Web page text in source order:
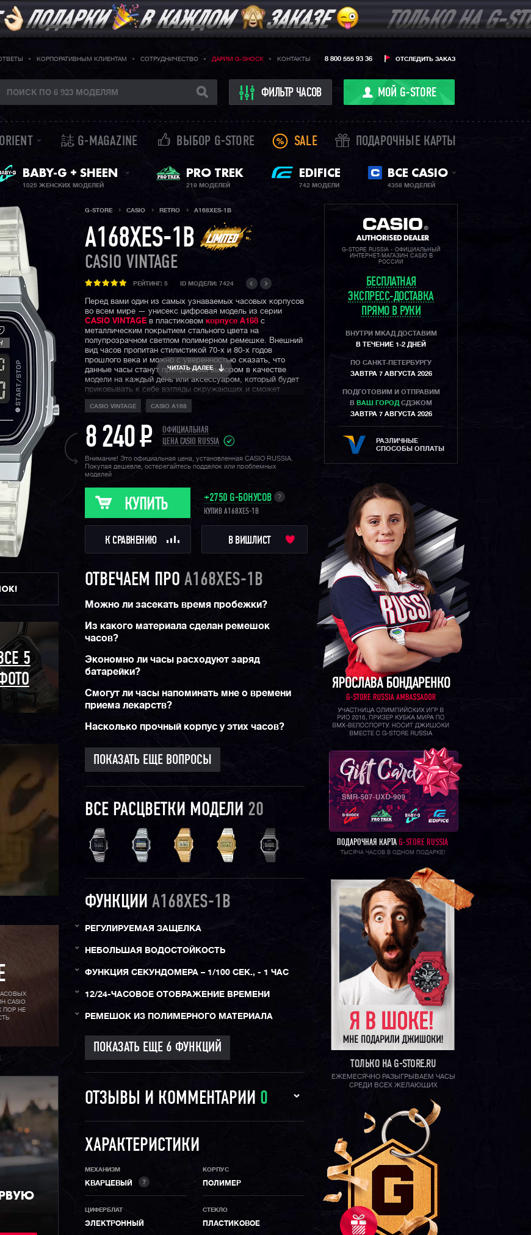
КОРПОРАТИВНЫМ КЛИЕНТАМ СОТРУДНИЧЕСТВО ДАРИМ G-SHOCK КОНТАКТЫ ОТСЛЕДИТЬ ЗАКАЗ
8 800 555 93 36
ФИЛЬТР ЧАСОВ МОЙ G-STORE
ORIENT 誌 G-MAGAZINE ВЫБОР G-STORE SALE ПОДАРОЧНЫЕ КАРТЫ
ЖЕНСКИЕ ЧАСЫ
BABY-G + SHEEN
1025 ЖЕНСКИХ МОДЕЛЕЙ
PRO TREK
219 МОДЕЛЕЙ
EDIFICE
742 МОДЕЛИ
ВСЕ CASIO
4358 МОДЕЛЕЙ
5
CASIO
ПОР НЕ
G-STORE CASIO RETRO A168XES-1B
A168XES-1B
CASIO VINTAGE
РЕЙТИНГ: 5 ID МОДЕЛИ: 7424
Перед вами один из самых узнаваемых часовых корпусов
во всем мире — унисекс цифровая модель из серии
CASIO VINTAGE в пластиковом корпусе A168 с
металлическим покрытием стального цвета на
полупрозрачном светлом полимерном ремешке. Внешний
вид часов пропитан стилистикой 70-х и 80-х годов
прошлого века и можно с уверенностью сказать, что
данные часы станут прекрасным выбором в качестве
модели на каждый день или аксессуаром, который будет
приковывать к себе взгляды окружающих и сможет
гармонично дополнить тот или иной образ.
линейка недорогих часов CASIO, внешний вид которых
отсылает нас прямиком к восьмидесятым годам прошлого
века и несмотря на свою ценовую доступность, вы
можете быть убеждены, что у данных часов есть душа и
свой характер.
ЧИТАТЬ ДАЛЕЕ
CASIO VINTAGE CASIO A168
8 240P
ОФИЦИАЛЬНАЯ
ЦЕНА CASIO RUSSIA
Внимание! Это официальная цена, установленная CASIO RUSSIA.
Покупая дешевле, остерегайтесь подделок или проблемных
моделей
КУПИТЬ +2750 G-БОНУСОВ
КУПИВ A168XES-1B
?
К СРАВНЕНИЮ В ВИШЛИСТ
ОТВЕЧАЕМ ПРО A168XES-1B
Можно ли засекать время пробежки?
Из какого материала сделан ремешок
часов?
Экономно ли часы расходуют заряд
батарейки?
Смогут ли часы напоминать мне о времени
приема лекарств?
Насколько прочный корпус у этих часов?
ПОКАЗАТЬ ЕЩЕ ВОПРОСЫ
ВСЕ РАСЦВЕТКИ МОДЕЛИ 20
ФУНКЦИИ A168XES-1B
РЕГУЛИРУЕМАЯ ЗАЩЕЛКА
НЕБОЛЬШАЯ ВОДОСТОЙКОСТЬ
ФУНКЦИЯ СЕКУНДОМЕРА – 1/100 СЕК., - 1 ЧАС
12/24-ЧАСОВОЕ ОТОБРАЖЕНИЕ ВРЕМЕНИ
РЕМЕШОК ИЗ ПОЛИМЕРНОГО МАТЕРИАЛА
ОТЗЫВЫ И КОММЕНТАРИИ 0
ХАРАКТЕРИСТИКИ
МЕХАНИЗМ
КВАРЦЕВЫЙ ?
КОРПУС
ПОЛИМЕР
ЦИФЕРБЛАТ
ЭЛЕКТРОННЫЙ
СТЕКЛО
ПЛАСТИКОВОЕ
G-STORE RUSSIA - ОФИЦИАЛЬНЫЙ
ИНТЕРНЕТ-МАГАЗИН CASIO В
РОССИИ
БЕСПЛАТНАЯ
ЭКСПРЕСС-ДОСТАВКА
ПРЯМО В РУКИ
ВНУТРИ МКАД ДОСТАВИМ
В ТЕЧЕНИЕ 1-2 ДНЕЙ
ПО САНКТ-ПЕТЕРБУРГУ
ЗАВТРА 7 АВГУСТА 2026
ПОДГОТОВИМ И ОТПРАВИМ
В ВАШ ГОРОД СДЭКОМ
ЗАВТРА 7 АВГУСТА 2026
РАЗЛИЧНЫЕ
СПОСОБЫ ОПЛАТЫ
ПОДАРОЧНАЯ КАРТА G-STORE RUSSIA
ТЫСЯЧА ЧАСОВ В ОДНОМ ПОДАРКЕ!
ТОЛЬКО НА G-STORE.RU
ЕЖЕМЕСЯЧНО РАЗЫГРЫВАЕМ ЧАСЫ
СРЕДИ ВСЕХ ЖЕЛАЮЩИХ